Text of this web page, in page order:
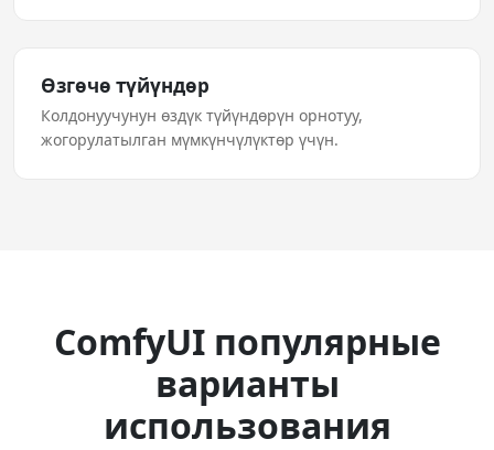
Өзгөчө түйүндөр
Колдонуучунун өздүк түйүндөрүн орнотуу,
жогорулатылган мүмкүнчүлүктөр үчүн.
ComfyUI популярные
варианты
использования